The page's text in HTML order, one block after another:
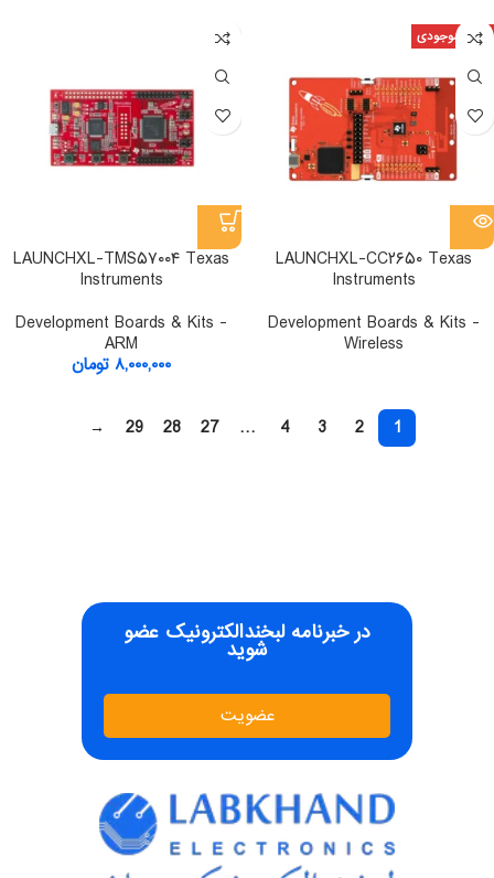
اتمام موجودی
LAUNCHXL-CC۲۶۵۰ Texas
Instruments
Development Boards & Kits -
Wireless
LAUNCHXL-TMS۵۷۰۰۴ Texas
Instruments
Development Boards & Kits -
ARM
۸,۰۰۰,۰۰۰ تومان
1
2
3
4
…
27
28
29
→
در خبرنامه لبخندالکترونیک عضو
شوید
عضویت